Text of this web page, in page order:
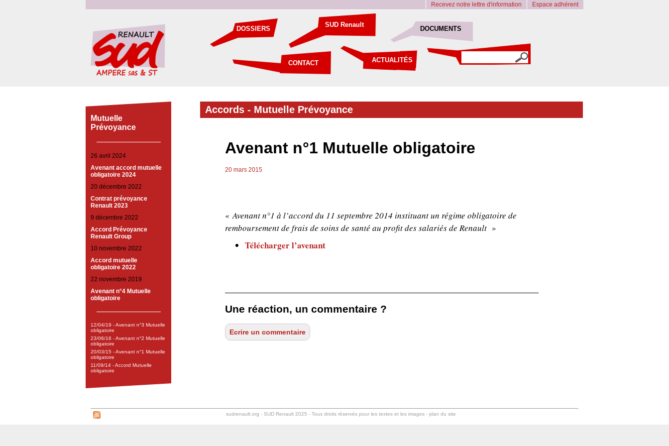
Espace adhérent
Recevez notre lettre d'information
SUD Renault
ACTUALITÉS
DOSSIERS
CONTACT
DOCUMENTS
Mutuelle
Prévoyance
26 avril 2024
Avenant accord mutuelle
obligatoire 2024
20 décembre 2022
Contrat prévoyance
Renault 2023
9 décembre 2022
Accord Prévoyance
Renault Group
10 novembre 2022
Accord mutuelle
obligatoire 2022
22 novembre 2019
Avenant n°4 Mutuelle
obligatoire
12/04/19 - Avenant n°3 Mutuelle
obligatoire
23/06/16 - Avenant n°2 Mutuelle
obligatoire
20/03/15 - Avenant n°1 Mutuelle
obligatoire
11/09/14 - Accord Mutuelle
obligatoire
Accords - Mutuelle Prévoyance
Avenant n°1 Mutuelle obligatoire
20 mars 2015
«Avenant n°1 à l’accord du 11 septembre 2014 instituant un régime obligatoire de
remboursement de frais de soins de santé au profit des salariés de Renault »
Télécharger l’avenant
Une réaction, un commentaire ?
sudrenault.org - SUD Renault 2025 - Tous droits réservés pour les textes et les images - plan du site